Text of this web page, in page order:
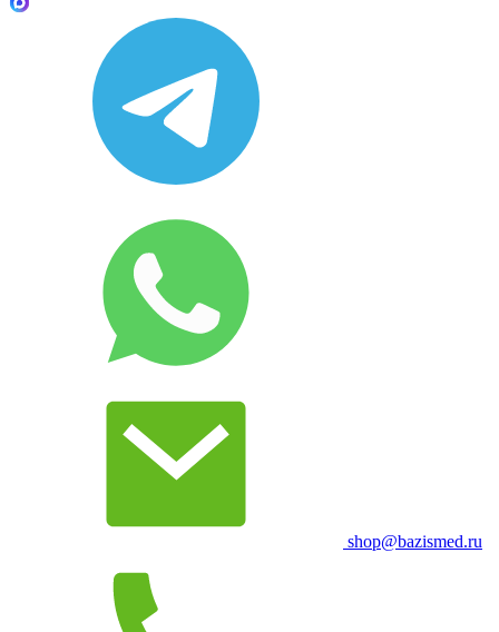
shop@bazismed.ru